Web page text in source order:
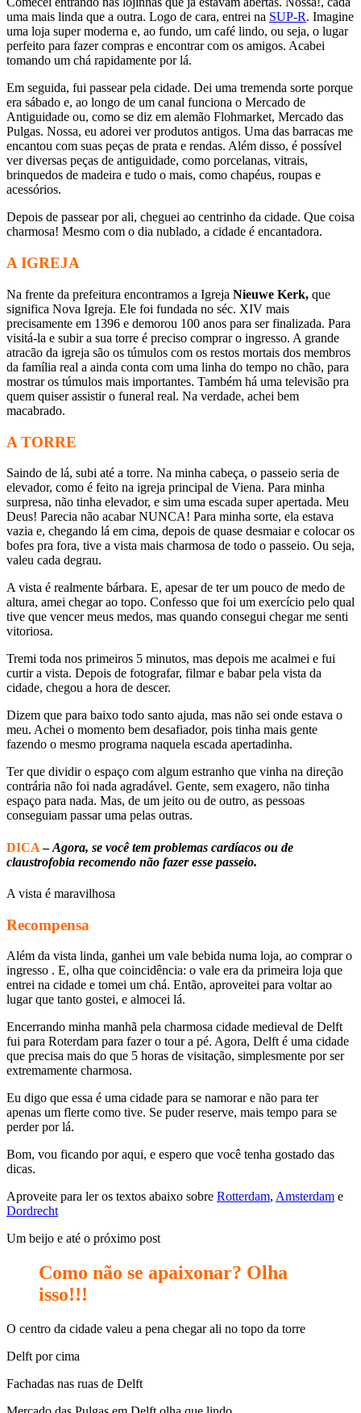
uma mais linda que a outra. Logo de cara, entrei na SUP-R. Imagine
uma loja super moderna e, ao fundo, um café lindo, ou seja, o lugar
perfeito para fazer compras e encontrar com os amigos. Acabei
tomando um chá rapidamente por lá.
Em seguida, fui passear pela cidade. Dei uma tremenda sorte porque
era sábado e, ao longo de um canal funciona o Mercado de
Antiguidade ou, como se diz em alemão Flohmarket, Mercado das
Pulgas. Nossa, eu adorei ver produtos antigos. Uma das barracas me
encantou com suas peças de prata e rendas. Além disso, é possível
ver diversas peças de antiguidade, como porcelanas, vitrais,
brinquedos de madeira e tudo o mais, como chapéus, roupas e
acessórios.
Depois de passear por ali, cheguei ao centrinho da cidade. Que coisa
charmosa! Mesmo com o dia nublado, a cidade é encantadora.
A IGREJA
Na frente da prefeitura encontramos a Igreja Nieuwe Kerk, que
significa Nova Igreja. Ele foi fundada no séc. XIV mais
precisamente em 1396 e demorou 100 anos para ser finalizada. Para
visitá-la e subir a sua torre é preciso comprar o ingresso. A grande
atracão da igreja são os túmulos com os restos mortais dos membros
da família real a ainda conta com uma linha do tempo no chão, para
mostrar os túmulos mais importantes. Também há uma televisão pra
quem quiser assistir o funeral real. Na verdade, achei bem
macabrado.
A TORRE
Saindo de lá, subi até a torre. Na minha cabeça, o passeio seria de
elevador, como é feito na igreja principal de Viena. Para minha
surpresa, não tinha elevador, e sim uma escada super apertada. Meu
Deus! Parecia não acabar NUNCA! Para minha sorte, ela estava
vazia e, chegando lá em cima, depois de quase desmaiar e colocar os
bofes pra fora, tive a vista mais charmosa de todo o passeio. Ou seja,
valeu cada degrau.
A vista é realmente bárbara. E, apesar de ter um pouco de medo de
altura, amei chegar ao topo. Confesso que foi um exercício pelo qual
tive que vencer meus medos, mas quando consegui chegar me senti
vitoriosa.
Tremi toda nos primeiros 5 minutos, mas depois me acalmei e fui
curtir a vista. Depois de fotografar, filmar e babar pela vista da
cidade, chegou a hora de descer.
Dizem que para baixo todo santo ajuda, mas não sei onde estava o
meu. Achei o momento bem desafiador, pois tinha mais gente
fazendo o mesmo programa naquela escada apertadinha.
Ter que dividir o espaço com algum estranho que vinha na direção
contrária não foi nada agradável. Gente, sem exagero, não tinha
espaço para nada. Mas, de um jeito ou de outro, as pessoas
conseguiam passar uma pelas outras.
DICA–Agora, se você tem problemas cardíacos ou de
claustrofobia recomendo não fazer esse passeio.
A vista é maravilhosa
Recompensa
Além da vista linda, ganhei um vale bebida numa loja, ao comprar o
ingresso . E, olha que coincidência: o vale era da primeira loja que
entrei na cidade e tomei um chá. Então, aproveitei para voltar ao
lugar que tanto gostei, e almocei lá.
Encerrando minha manhã pela charmosa cidade medieval de Delft
fui para Roterdam para fazer o tour a pé. Agora, Delft é uma cidade
que precisa mais do que 5 horas de visitação, simplesmente por ser
extremamente charmosa.
Eu digo que essa é uma cidade para se namorar e não para ter
apenas um flerte como tive. Se puder reserve, mais tempo para se
perder por lá.
Bom, vou ficando por aqui, e espero que você tenha gostado das
dicas.
Aproveite para ler os textos abaixo sobre Rotterdam, Amsterdam e
Dordrecht
Um beijo e até o próximo post
Como não se apaixonar? Olha
isso!!!
O centro da cidade valeu a pena chegar ali no topo da torre
Delft por cima
Fachadas nas ruas de Delft